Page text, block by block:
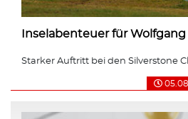
Inselabenteuer für
Starker Auftritt bei den Silverstone